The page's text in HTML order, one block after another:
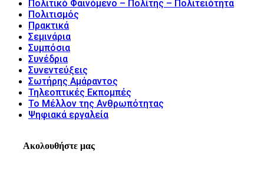
Πολιτικό Φαινόμενο – Πολίτης – Πολιτειότητα
Πολιτισμός
Πρακτικά
Σεμινάρια
Συμπόσια
Συνέδρια
Συνεντεύξεις
Σωτήρης Αμάραντος
Τηλεοπτικές Εκπομπές
Το Μέλλον της Ανθρωπότητας
Ψηφιακά εργαλεία
Ακολουθήστε μας